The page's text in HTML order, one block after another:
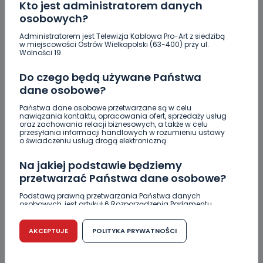
Kto jest administratorem danych
osobowych?
Administratorem jest Telewizja Kablowa Pro-Art z siedzibą
w miejscowości Ostrów Wielkopolski (63-400) przy ul.
Wolności 19.
Do czego będą używane Państwa
dane osobowe?
Państwa dane osobowe przetwarzane są w celu
nawiązania kontaktu, opracowania ofert, sprzedaży usług
oraz zachowania relacji biznesowych, a także w celu
przesyłania informacji handlowych w rozumieniu ustawy
o świadczeniu usług drogą elektroniczną.
Na jakiej podstawie będziemy
przetwarzać Państwa dane osobowe?
Podstawą prawną przetwarzania Państwa danych
osobowych, jest artykuł 6 Rozporządzenia Parlamentu
r. w sprawie ochrony osób fizycznych w związku z
przetwarzaniem danych osobowych w sprawie
swobodnego przepływu takich danych oraz uchylenia
dyrektywy 95/46/WE (RODO).
AKCEPTUJE POLITYKA PRYWATNOŚCI
REGION WIADOMOŚCI
wielkopolskiego
29.01.2021 14:34
Sebastian Matyszczak